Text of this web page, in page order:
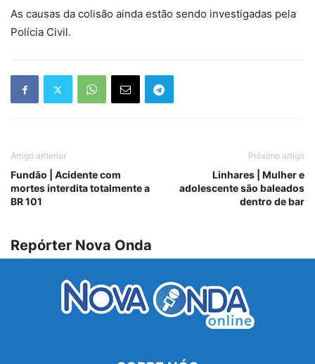
As causas da colisão ainda estão sendo investigadas pela
Polícia Civil.
Artigo anterior
Fundão | Acidente com
mortes interdita totalmente a
BR 101
Próximo artigo
Linhares | Mulher e
adolescente são baleados
dentro de bar
Repórter Nova Onda